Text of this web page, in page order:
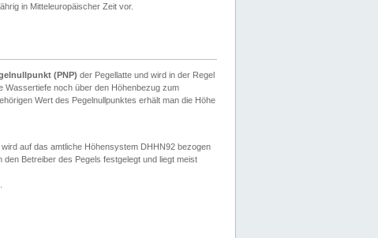
in Mitteleuropäischer Zeit vor.
(PNP) der Pegellatte und wird in der Regel
Wassertiefe noch über den Höhenbezug zum
Wert des Pegelnullpunktes erhält man die Höhe
auf das amtliche Höhensystem DHHN92 bezogen
Betreiber des Pegels festgelegt und liegt meist